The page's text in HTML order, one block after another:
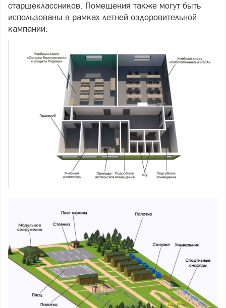
старшеклассников. Помещения также могут быть
использованы в рамках летней оздоровительной
кампании.